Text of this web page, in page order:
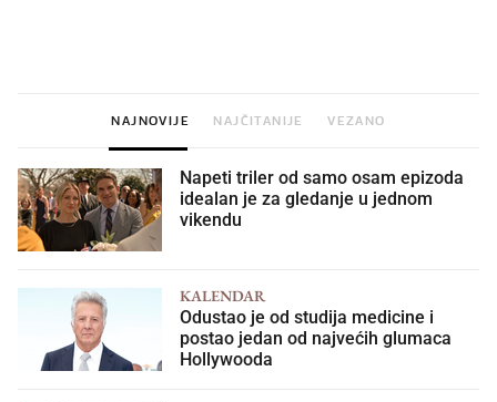
NAJNOVIJE NAJČITANIJE VEZANO
Napeti triler od samo osam epizoda
idealan je za gledanje u jednom
vikendu
KALENDAR
Odustao je od studija medicine i
postao jedan od najvećih glumaca
Hollywooda